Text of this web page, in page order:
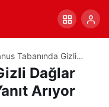
Tabanında Gizli
Var mı? – Neyinnesi
Arıyor
Dağlar
Arıyor
Paylaş